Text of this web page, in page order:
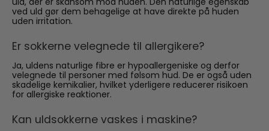
ved uld gør dem behagelige at have direkte på huden
uden irritation.
Er sokkerne velegnede til allergikere?
Ja, uldens naturlige fibre er hypoallergeniske og derfor
velegnede til personer med følsom hud. De er også uden
skadelige kemikalier, hvilket yderligere reducerer risikoen
for allergiske reaktioner.
Kan uldsokkerne vaskes i maskine?